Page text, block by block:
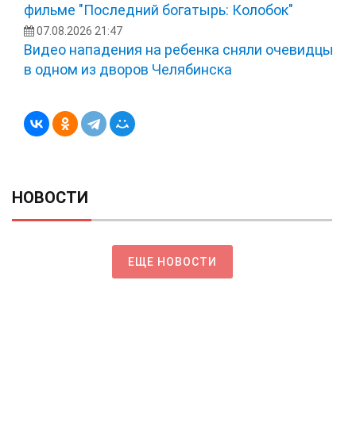
фильме "Последний богатырь: Колобок"
07.08.2026 21:47
Видео нападения на ребенка сняли очевидцы
в одном из дворов Челябинска
НОВОСТИ
ЕЩЕ НОВОСТИ